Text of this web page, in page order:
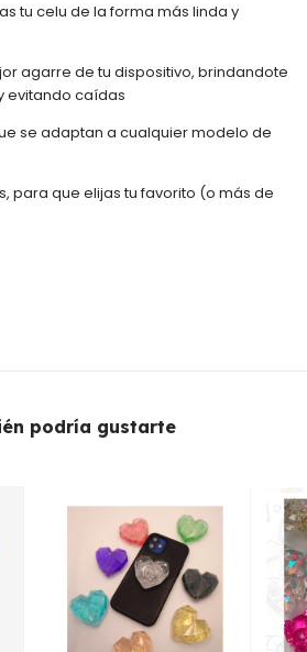
tu celu de la forma más linda y
agarre de tu dispositivo, brindandote
evitando caídas
se adaptan a cualquier modelo de
para que elijas tu favorito (o más de
podría gustarte